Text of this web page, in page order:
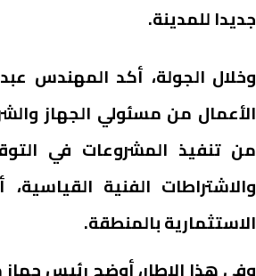
جديدا للمدينة.
وخلال الجولة، أكد المهندس
الأعمال من مسئولي الجهاز
من تنفيذ المشروعات في
والاشتراطات الفنية
الاستثمارية بالمنطقة.